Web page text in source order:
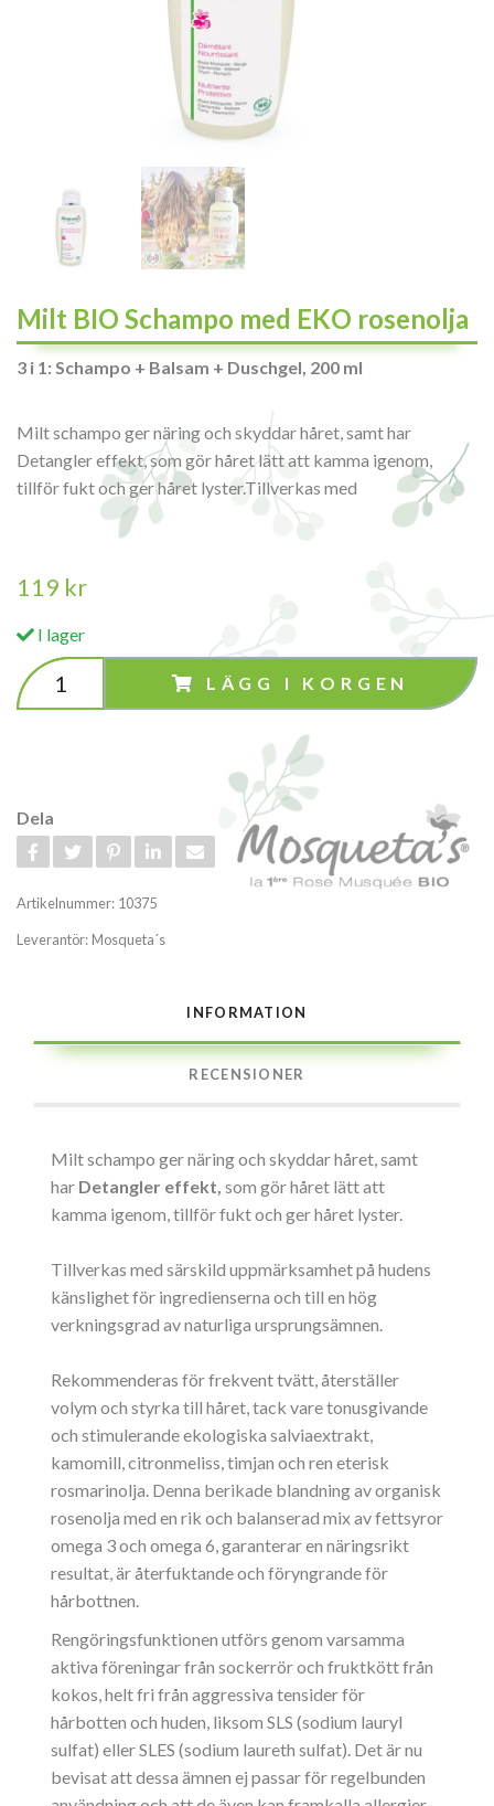
Milt BIO Schampo med EKO rosenolja
3 i 1: Schampo + Balsam + Duschgel, 200 ml
Milt schampo ger näring och skyddar håret, samt har
Detangler effekt, som gör håret lätt att kamma igenom,
tillför fukt och ger håret lyster.Tillverkas med
119 kr
I lager
LÄGG I KORGEN
Dela
Artikelnummer: 10375
Leverantör: Mosqueta´s
INFORMATION
RECENSIONER
Milt schampo ger näring och skyddar håret, samt
har Detangler effekt, som gör håret lätt att
kamma igenom, tillför fukt och ger håret lyster.
Tillverkas med särskild uppmärksamhet på hudens
känslighet för ingredienserna och till en hög
verkningsgrad av naturliga ursprungsämnen.
Rekommenderas för frekvent tvätt, återställer
volym och styrka till håret, tack vare tonusgivande
och stimulerande ekologiska salviaextrakt,
kamomill, citronmeliss, timjan och ren eterisk
rosmarinolja. Denna berikade blandning av organisk
rosenolja med en rik och balanserad mix av fettsyror
omega 3 och omega 6, garanterar en näringsrikt
resultat, är återfuktande och föryngrande för
hårbottnen.
Rengöringsfunktionen utförs genom varsamma
aktiva föreningar från sockerrör och fruktkött från
kokos, helt fri från aggressiva tensider för
hårbotten och huden, liksom SLS (sodium lauryl
sulfat) eller SLES (sodium laureth sulfat). Det är nu
bevisat att dessa ämnen ej passar för regelbunden